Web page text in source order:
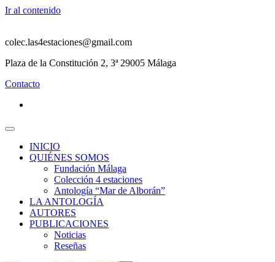
Ir al contenido
colec.las4estaciones@gmail.com
Plaza de la Constitución 2, 3ª 29005 Málaga
Contacto
INICIO
QUIÉNES SOMOS
Fundación Málaga
Colección 4 estaciones
Antología “Mar de Alborán”
LA ANTOLOGÍA
AUTORES
PUBLICACIONES
Noticias
Reseñas